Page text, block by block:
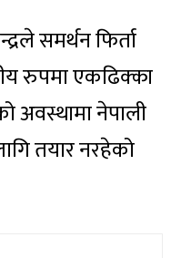
समर्थन फिर्ता
रुपमा एकढिक्का
अवस्थामा नेपाली
तयार नरहेको